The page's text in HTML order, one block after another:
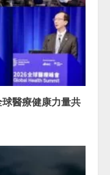
AI導入・活用に関
織として導入で
26.8％。AI導入企
社でのAI導入・
いっている」と回
AIエンジニア油
が入社。「セール
OS」「営業領域
」の開発とAI研究
醫療健康力量共